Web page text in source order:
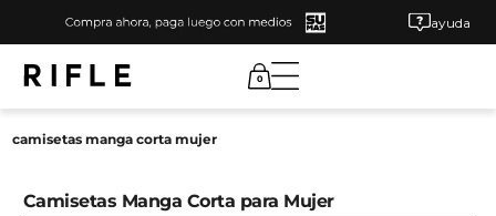
ayuda
0
camisetas manga corta mujer
Camisetas Manga Corta para Mujer